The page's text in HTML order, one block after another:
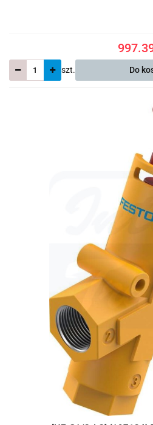
szt. Do